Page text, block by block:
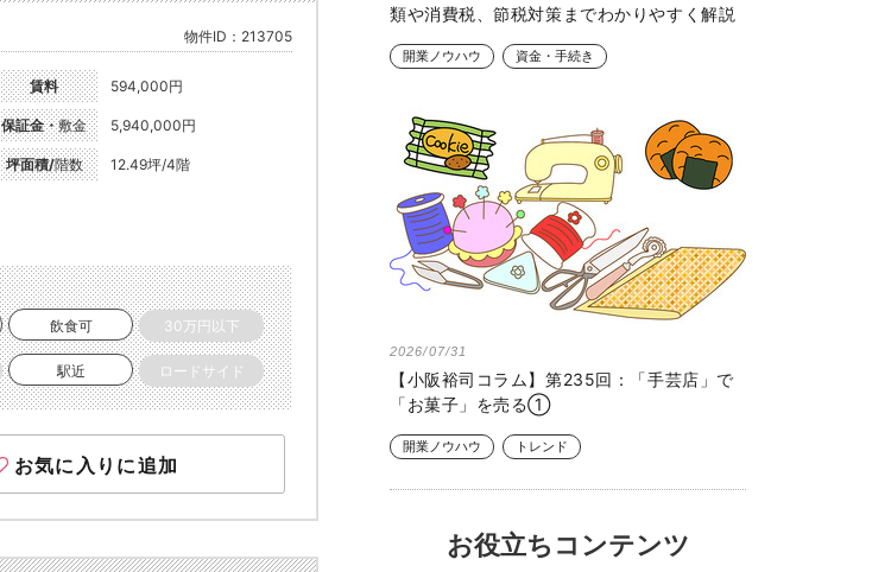
物件ID：213705
賃料 594,000円
保証金・敷金 5,940,000円
坪面積/階数 12.49坪/4階
飲食可 30万円以下
駅近 ロードサイド
お気に入りに追加
類や消費税、節税対策までわかりやすく解説
開業ノウハウ 資金・手続き
2026/07/31
【小阪裕司コラム】第235回：「手芸店」で
「お菓子」を売る①
開業ノウハウ トレンド
お役立ちコンテンツ